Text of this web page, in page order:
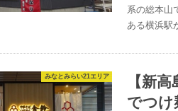
系の総本山
ある横浜駅
みなとみらい21エリア
【新
でつけ